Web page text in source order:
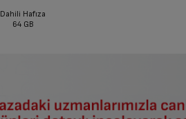
Dahili Hafıza
64 GB